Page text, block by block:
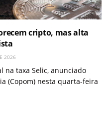
cripto, mas alta
2026
na taxa Selic, anunciado
(Copom) nesta quarta-feira